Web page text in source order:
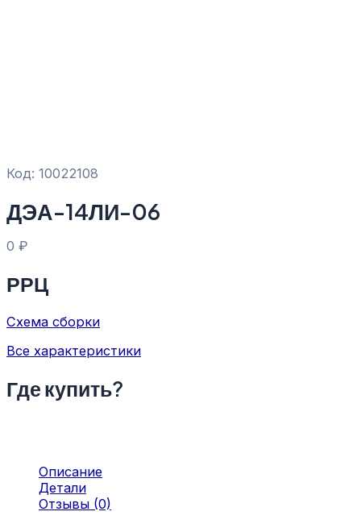
Код: 10022108
ДЭА-14ЛИ-06
0 ₽
РРЦ
Схема сборки
Все характеристики
Где купить?
Описание
Детали
Отзывы (0)